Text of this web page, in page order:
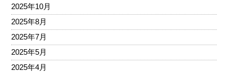
2025年10月
2025年8月
2025年7月
2025年5月
2025年4月